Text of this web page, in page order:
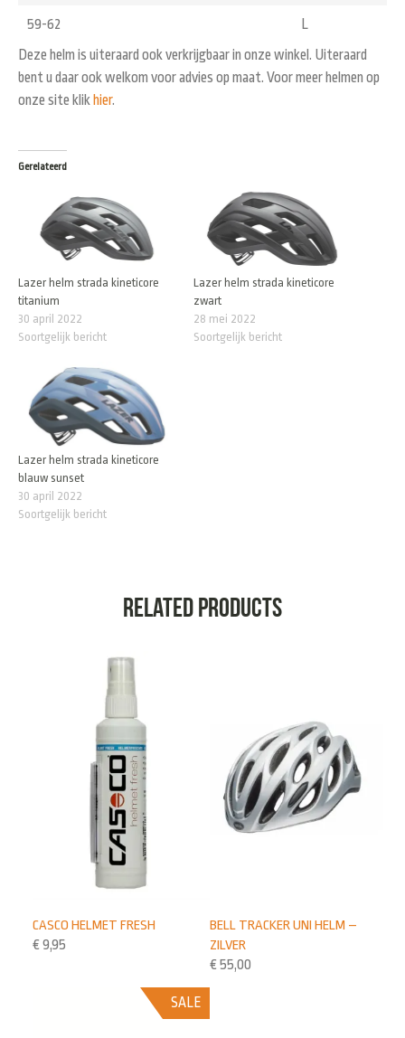
59-62
L
Deze helm is uiteraard ook verkrijgbaar in onze winkel. Uiteraard
bent u daar ook welkom voor advies op maat. Voor meer helmen op
onze site klik hier.
Gerelateerd
Lazer helm strada kineticore
titanium
30 april 2022
Soortgelijk bericht
Lazer helm strada kineticore
zwart
28 mei 2022
Soortgelijk bericht
Lazer helm strada kineticore
blauw sunset
30 april 2022
Soortgelijk bericht
Related products
BELL TRACKER UNI HELM –
ZILVER
€ 55,00
CASCO HELMET FRESH
€ 9,95
SALE